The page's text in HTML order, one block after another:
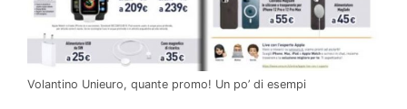
Volantino Unieuro, quante promo! Un po’ di esempi